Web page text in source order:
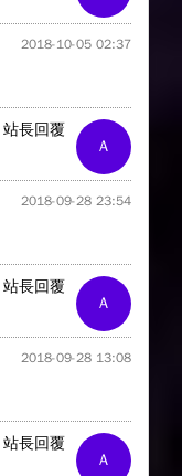
2018-10-05 02:37
A
站長回覆
2018-09-28 23:54
A
站長回覆
2018-09-28 13:08
A
站長回覆